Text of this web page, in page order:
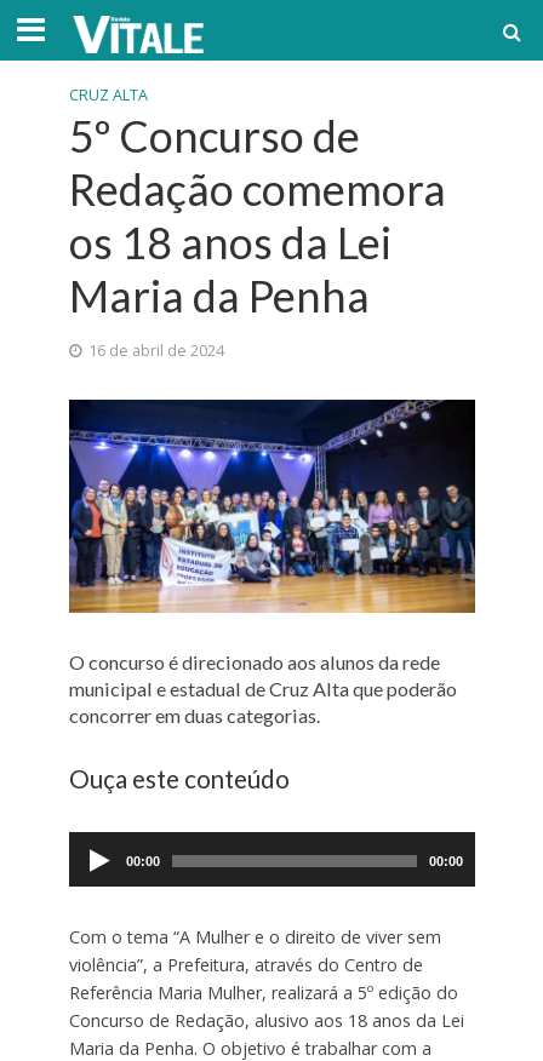
CRUZ ALTA
5º Concurso de
Redação comemora
os 18 anos da Lei
Maria da Penha
16 de abril de 2024
O concurso é direcionado aos alunos da rede
municipal e estadual de Cruz Alta que poderão
concorrer em duas categorias.
Ouça este conteúdo
áudio
00:00 00:00
Com o tema “A Mulher e o direito de viver sem
violência”, a Prefeitura, através do Centro de
Referência Maria Mulher, realizará a 5º edição do
Concurso de Redação, alusivo aos 18 anos da Lei
Maria da Penha. O objetivo é trabalhar com a